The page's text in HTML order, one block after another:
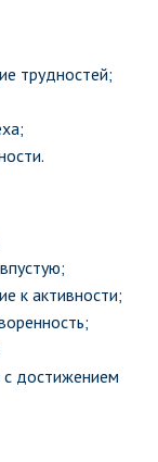
трудностей;
к активности;
с достижением